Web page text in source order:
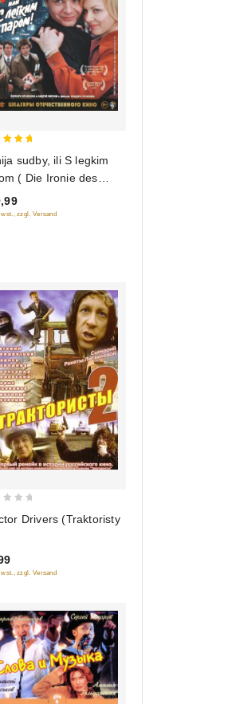
of 5
sudby, ili S legkim
( Die Ironie des
oder Genieße
Bad!) (Blu-Ray)
zzgl. Versand
Drivers (Traktoristy
zzgl. Versand